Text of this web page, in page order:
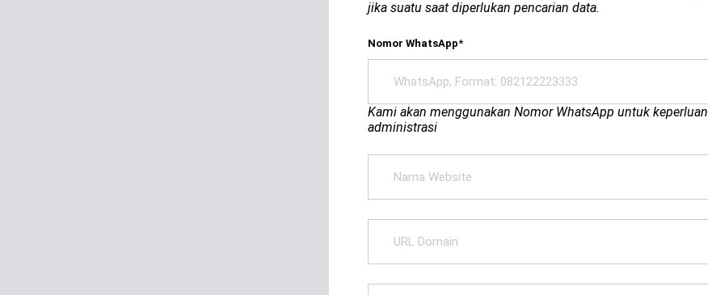
jika suatu saat diperlukan pencarian data.
Nomor WhatsApp*
Kami akan menggunakan Nomor WhatsApp untuk keperluan
administrasi